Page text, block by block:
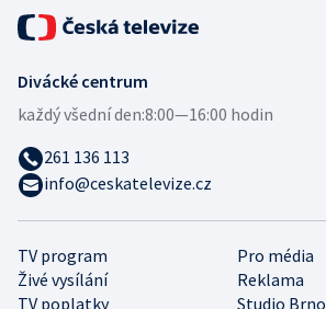
TV program
Pro média
Živé vysílání
Reklama
TV poplatky
Studio Brno
Divácké centrum
každý všední den:8:00—16:00 hodin
261 136 113
info@ceskatelevize.cz